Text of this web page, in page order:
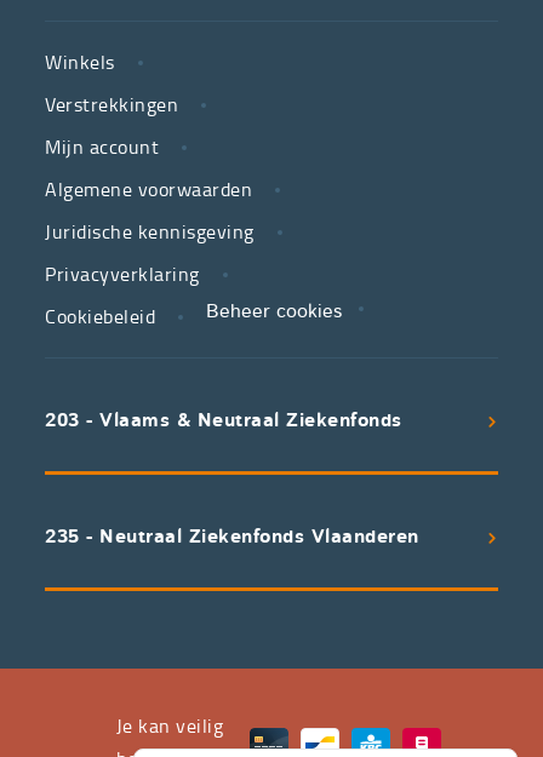
neutrale
ziekenfondsen,
is
partner
in
zorg.
We
voorwaarden
uitstekend
waarvan
LINKS
Winkels
Verstrekkingen
Mijn account
Algemene voorwaarden
Juridische kennisgeving
Privacyverklaring
Cookiebeleid
Beheer cookies
203 - Vlaams & Neutraal Ziekenfonds
235 - Neutraal Ziekenfonds Vlaanderen
Je kan veilig